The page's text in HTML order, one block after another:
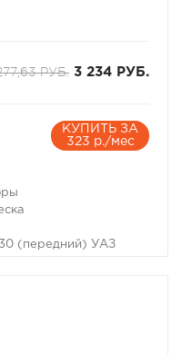
РУБ. 3 234 РУБ.
КУПИТЬ ЗА
323 р./мес
(передний) УАЗ